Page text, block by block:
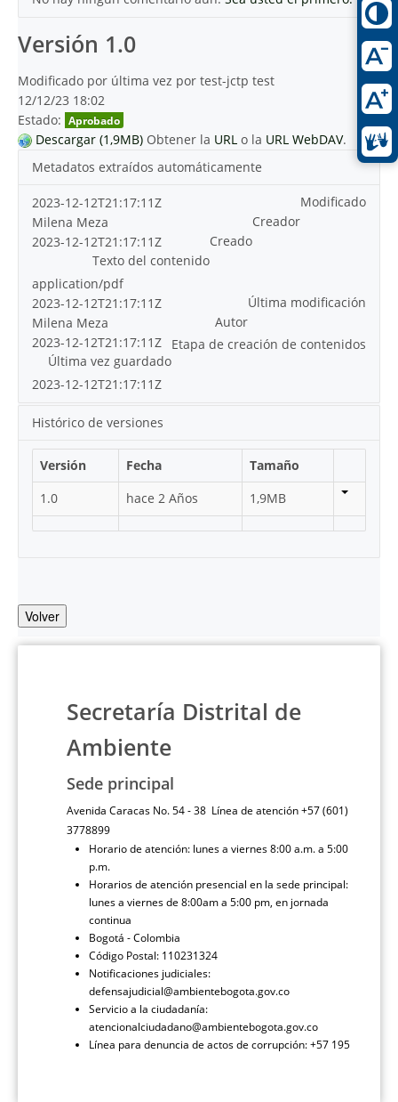
Versión 1.0
Modificado por última vez por test-jctp test
12/12/23 18:02
Estado: Aprobado
Descargar (1,9MB) Obtener la URL o la URL WebDAV.
Metadatos extraídos automáticamente
Modificado
2023-12-12T21:17:11Z
Creador
Milena Meza
Creado
2023-12-12T21:17:11Z
Texto del contenido
application/pdf
Última modificación
2023-12-12T21:17:11Z
Autor
Milena Meza
Etapa de creación de contenidos
2023-12-12T21:17:11Z
Última vez guardado
2023-12-12T21:17:11Z
Histórico de versiones
Versión Fecha
Tamaño
1.0
hace 2 Años 1,9MB
Volver
Secretaría Distrital de
Ambiente
Sede principal
Avenida Caracas No. 54 - 38 Línea de atención +57 (601)
3778899
Horario de atención: lunes a viernes 8:00 a.m. a 5:00
p.m.
Horarios de atención presencial en la sede principal:
lunes a viernes de 8:00am a 5:00 pm, en jornada
continua
Bogotá - Colombia
Código Postal: 110231324
Notificaciones judiciales:
defensajudicial@ambientebogota.gov.co
Servicio a la ciudadanía:
atencionalciudadano@ambientebogota.gov.co
Línea para denuncia de actos de corrupción: +57 195